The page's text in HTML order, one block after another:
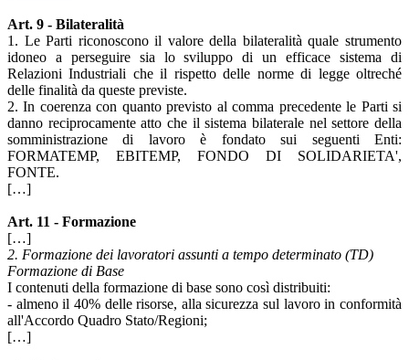
Art. 9 - Bilateralità
1. Le Parti riconoscono il valore della bilateralità quale strumento
idoneo a perseguire sia lo sviluppo di un efficace sistema di
Relazioni Industriali che il rispetto delle norme di legge oltreché
delle finalità da queste previste.
2. In coerenza con quanto previsto al comma precedente le Parti si
danno reciprocamente atto che il sistema bilaterale nel settore della
somministrazione di lavoro è fondato sui seguenti Enti:
FORMATEMP, EBITEMP, FONDO DI SOLIDARIETA',
FONTE.
[…]
Art. 11 - Formazione
[…]
2. Formazione dei lavoratori assunti a tempo determinato (TD)
Formazione di Base
I contenuti della formazione di base sono così distribuiti:
- almeno il 40% delle risorse, alla sicurezza sul lavoro in conformità
all'Accordo Quadro Stato/Regioni;
[…]